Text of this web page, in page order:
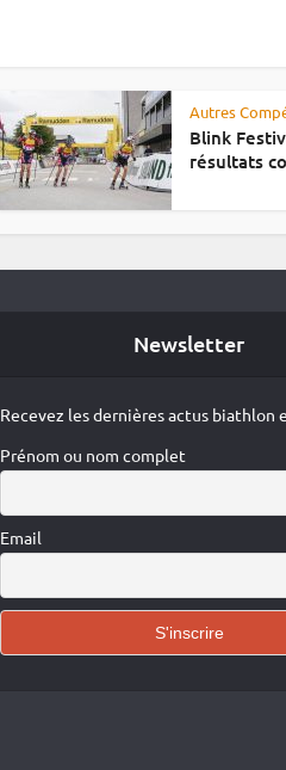
Autres
Blink
résultats
Newsletter
Recevez les dernières actus biathlon
Prénom ou nom complet
Email